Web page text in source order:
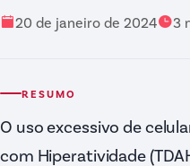
20 de janeiro de 2024 3
RESUMO
O uso excessivo de
com Hiperatividade